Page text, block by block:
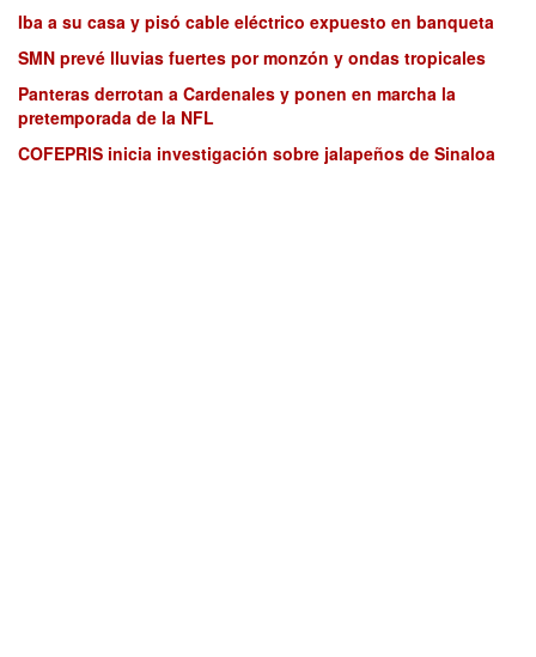
Iba a su casa y pisó cable eléctrico expuesto en banqueta
SMN prevé lluvias fuertes por monzón y ondas tropicales
Panteras derrotan a Cardenales y ponen en marcha la
pretemporada de la NFL
COFEPRIS inicia investigación sobre jalapeños de Sinaloa